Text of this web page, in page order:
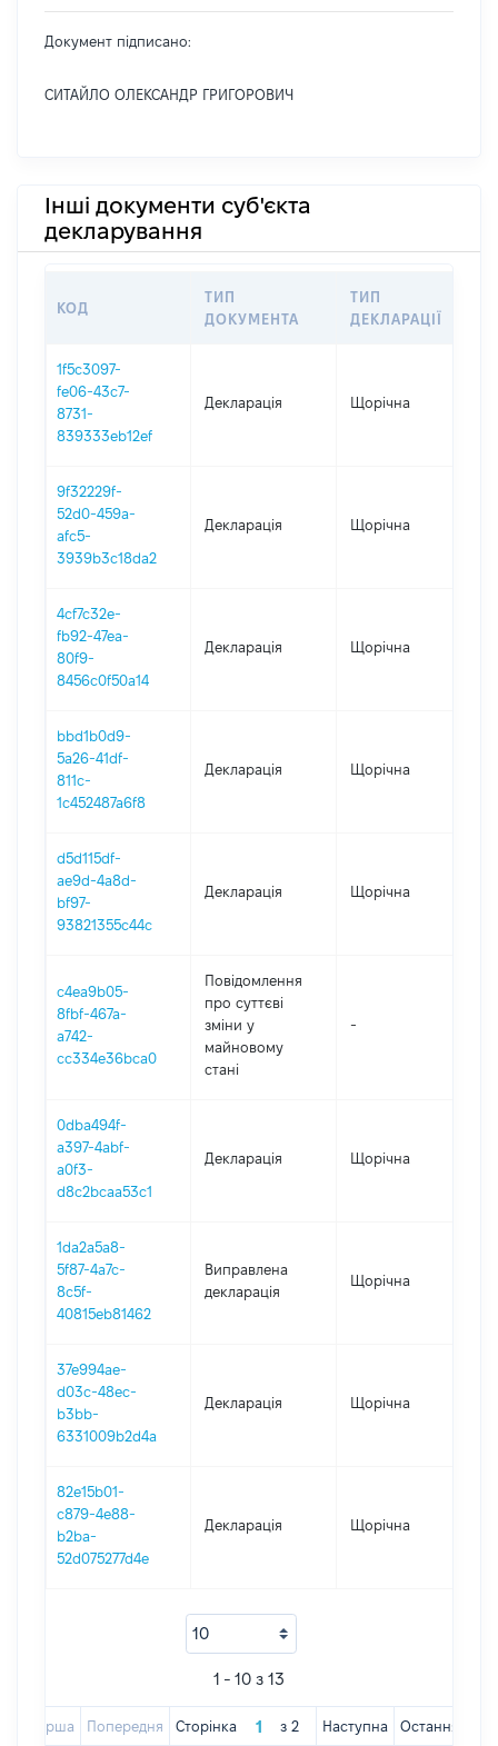
Документ підписано:
СИТАЙЛО ОЛЕКСАНДР ГРИГОРОВИЧ
Інші документи суб'єкта
декларування
КОД
ТИП
ДОКУМЕНТА
ТИП
ДЕКЛАРАЦІЇ
1f5c3097-
fe06-43c7-
8731-
839333eb12ef
Декларація Щорічна
9f32229f-
52d0-459a-
afc5-
3939b3c18da2
Декларація Щорічна
4cf7c32e-
fb92-47ea-
80f9-
8456c0f50a14
Декларація Щорічна
bbd1b0d9-
5a26-41df-
811c-
1c452487a6f8
Декларація Щорічна
d5d115df-
ae9d-4a8d-
bf97-
93821355c44c
Декларація Щорічна
c4ea9b05-
8fbf-467a-
a742-
cc334e36bca0
Повідомлення
про суттєві
зміни y
майновому
стані
-
0dba494f-
a397-4abf-
a0f3-
d8c2bcaa53c1
Декларація Щорічна
1da2a5a8-
5f87-4a7c-
8c5f-
40815eb81462
Виправлена
декларація
Щорічна
37e994ae-
d03c-48ec-
b3bb-
6331009b2d4a
Декларація Щорічна
82e15b01-
c879-4e88-
b2ba-
52d075277d4e
Декларація Щорічна
1 - 10 з 13
Перша Попередня Сторінка з 2 Наступна Остання